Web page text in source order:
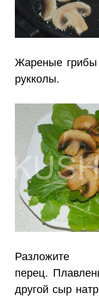
Жареные грибы
рукколы.
перец.
другой сыр